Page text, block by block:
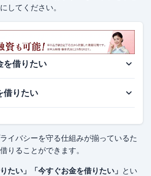
してください。
を借りたい
借りたい
イバシーを守る仕組みが揃っているた
りることができます。
たい」「今すぐお金を借りたい」 とい